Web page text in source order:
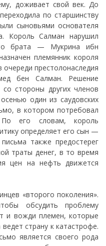
доживает свой век. До
по старшинству
сыновьями основателя
Король Салман нарушил
брата — Мукрина ибн
племянник короля
престолонаследия
бен Салман. Решение
стороны других членов
один из саудовских
в котором потребовал
его словам, король
определяет его сын —
также предостерег
траты денег, в то время
цен на нефть движется
«второго поколения».
обсудить проблему
и вожди племен, которые
страну к катастрофе.
является своего рода